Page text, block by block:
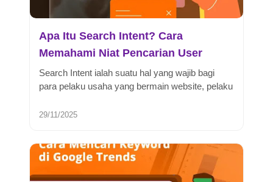
Apa Itu Search Intent? Cara
Memahami Niat Pencarian User
Search Intent ialah suatu hal yang wajib bagi
para pelaku usaha yang bermain website, pelaku
29/11/2025